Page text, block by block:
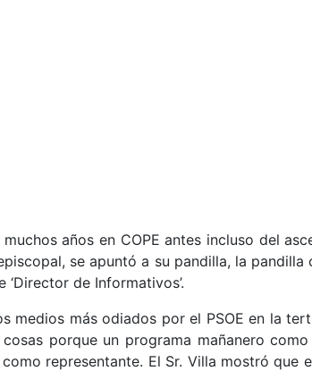
años en COPE antes incluso del
se apuntó a su pandilla, la pandilla
de Informativos’.
más odiados por el PSOE en la
porque un programa mañanero
representante. El Sr. Villa mostró que